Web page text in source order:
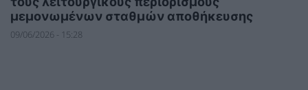
μεμονωμένων σταθμών αποθήκευσης
09/06/2026 - 15:28